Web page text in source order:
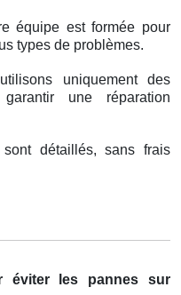
équipe est formée pour
types de problèmes.
uniquement des
une réparation
détaillés, sans frais
éviter les pannes sur